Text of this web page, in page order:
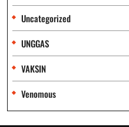
Uncategorized
UNGGAS
VAKSIN
Venomous